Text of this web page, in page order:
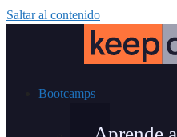
Saltar al contenido
Bootcamps